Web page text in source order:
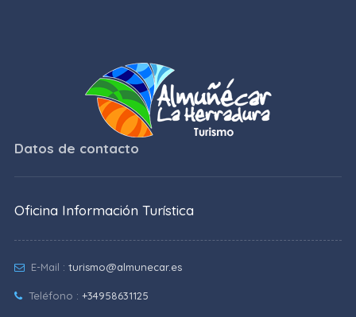
Datos de contacto
Oficina Información Turística
E-Mail : turismo@almunecar.es
Teléfono : +34958631125